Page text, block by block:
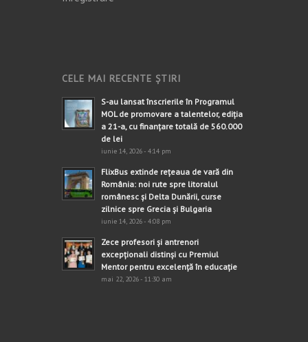
CELE MAI RECENTE ȘTIRI
S-au lansat înscrierile în Programul
MOL de promovare a talentelor, ediția
a 21-a, cu finanțare totală de 560.000
de lei
iunie 14, 2026 - 4:14 pm
FlixBus extinde rețeaua de vară din
România: noi rute spre litoralul
românesc și Delta Dunării, curse
zilnice spre Grecia și Bulgaria
iunie 14, 2026 - 4:08 pm
Zece profesori și antrenori
excepționali distinși cu Premiul
Mentor pentru excelență în educație
mai 22, 2026 - 11:30 am